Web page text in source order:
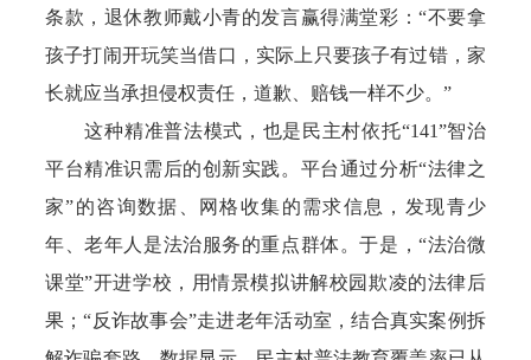
条款，退休教师戴小青的发言赢得满堂彩：“不要拿
孩子打闹开玩笑当借口，实际上只要孩子有过错，家
长就应当承担侵权责任，道歉、赔钱一样不少。”
这种精准普法模式，也是民主村依托“141”智治
平台精准识需后的创新实践。平台通过分析“法律之
家”的咨询数据、网格收集的需求信息，发现青少
年、老年人是法治服务的重点群体。于是，“法治微
课堂”开进学校，用情景模拟讲解校园欺凌的法律后
果；“反诈故事会”走进老年活动室，结合真实案例拆